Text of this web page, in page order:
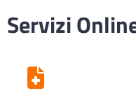
Servizi